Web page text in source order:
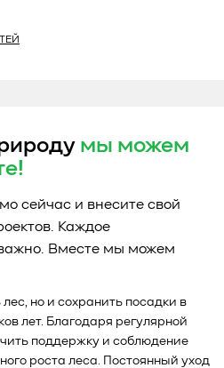
мы можем
сейчас и внесите свой
Каждое
Вместе мы можем
но и сохранить посадки в
лет. Благодаря регулярной
поддержку и соблюдение
роста леса. Постоянный уход